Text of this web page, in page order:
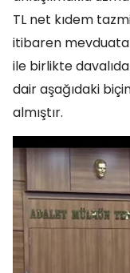
TL net kıdem
itibaren mevduata
ile birlikte
dair aşağıdaki
almıştır.